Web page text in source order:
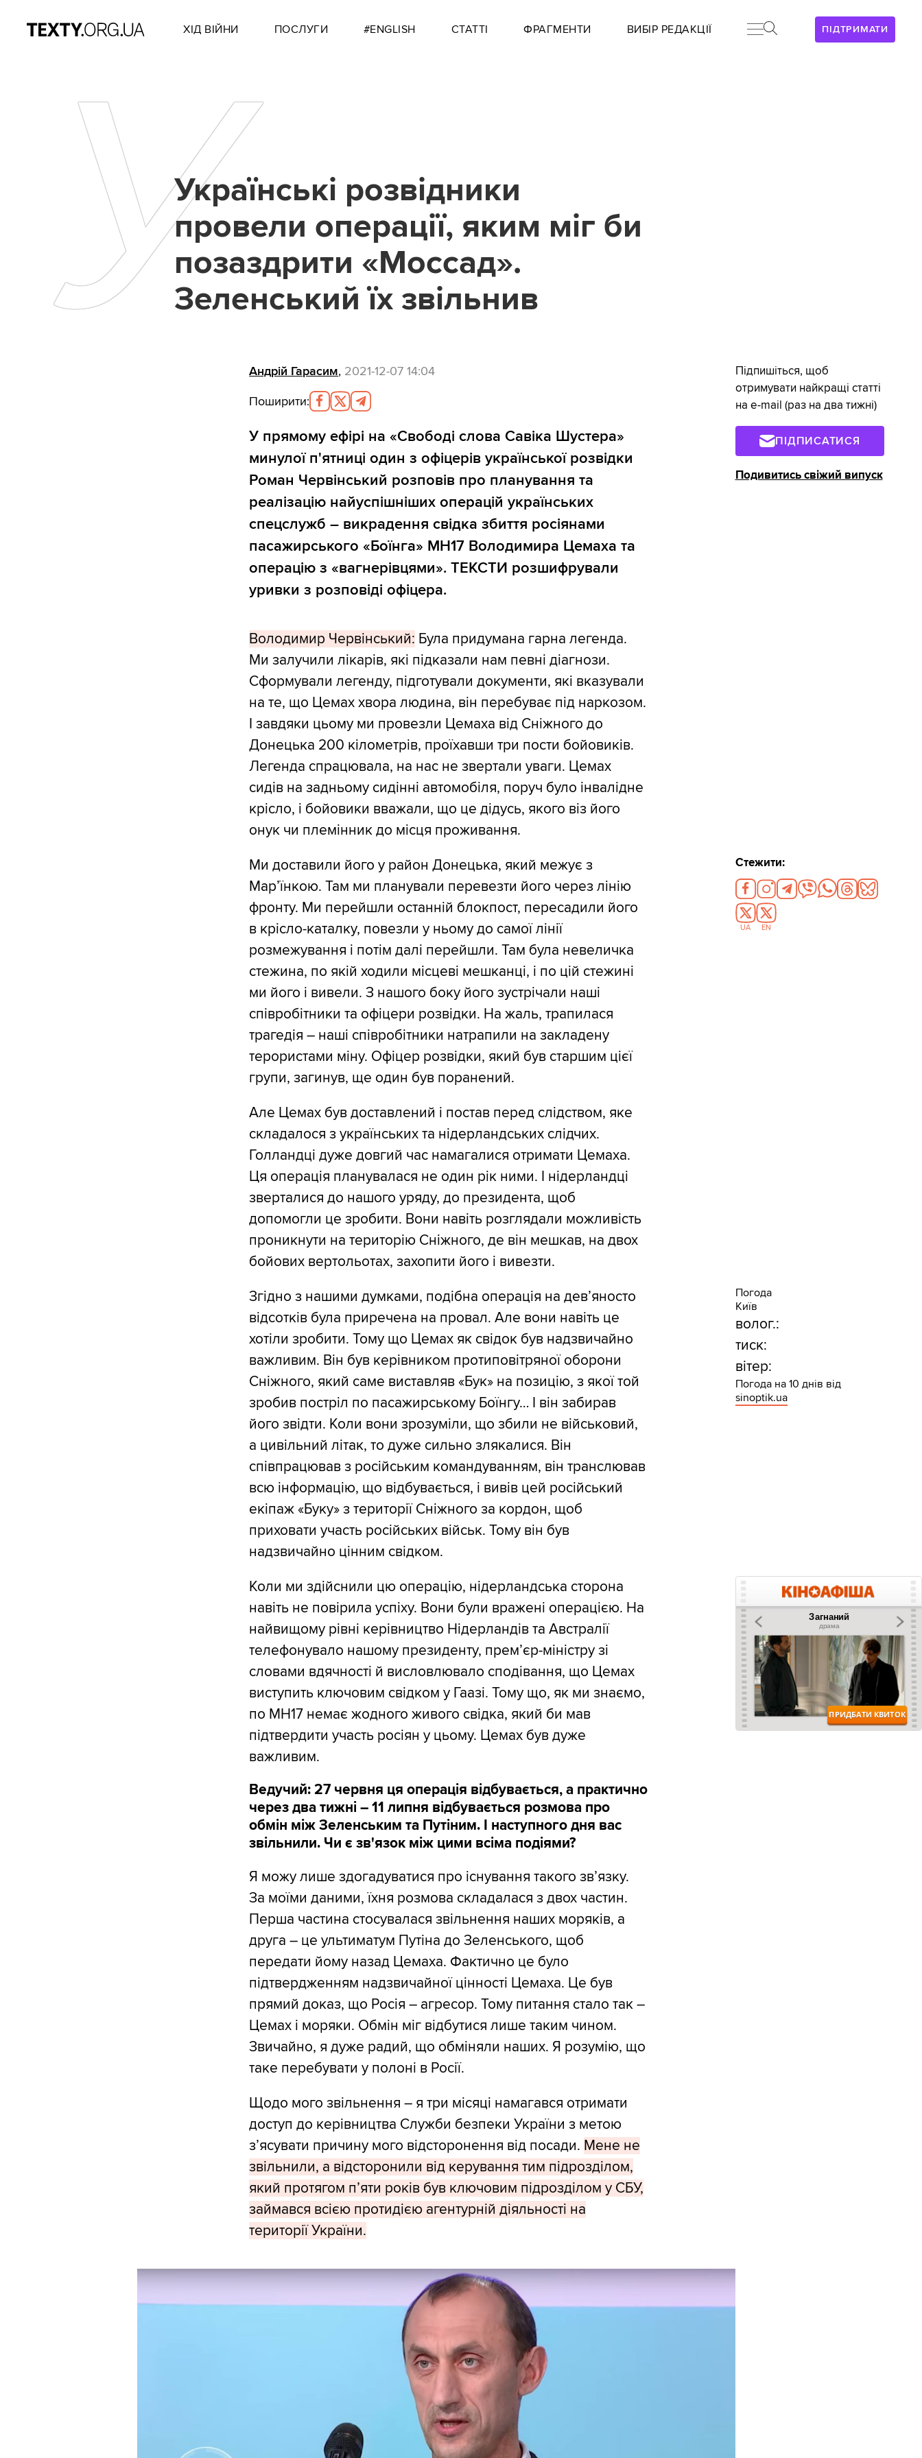
ПІДТРИМАТИ
ХІД ВІЙНИ ПОСЛУГИ #ENGLISH СТАТТІ ФРАГМЕНТИ ВИБІР РЕДАКЦІЇ
УУкраїнські розвідники
провели операції, яким міг би
позаздрити «Моссад».
Зеленський їх звільнив
Андрій Гарасим, 2021-12-07 14:04
Поширити:
У прямому ефірі на «Свободі слова Савіка Шустера»
минулої п'ятниці один з офіцерів української розвідки
Роман Червінський розповів про планування та
реалізацію найуспішніших операцій українських
спецслужб – викрадення свідка збиття росіянами
пасажирського «Боїнга» MH17 Володимира Цемаха та
операцію з «вагнерівцями». ТЕКСТИ розшифрували
уривки з розповіді офіцера.
Володимир Червінський: Була придумана гарна легенда.
Ми залучили лікарів, які підказали нам певні діагнози.
Сформували легенду, підготували документи, які вказували
на те, що Цемах хвора людина, він перебуває під наркозом.
І завдяки цьому ми провезли Цемаха від Сніжного до
Донецька 200 кілометрів, проїхавши три пости бойовиків.
Легенда спрацювала, на нас не звертали уваги. Цемах
сидів на задньому сидінні автомобіля, поруч було інвалідне
крісло, і бойовики вважали, що це дідусь, якого віз його
онук чи племінник до місця проживання.
Ми доставили його у район Донецька, який межує з
Мар’їнкою. Там ми планували перевезти його через лінію
фронту. Ми перейшли останній блокпост, пересадили його
в крісло-каталку, повезли у ньому до самої лінії
розмежування і потім далі перейшли. Там була невеличка
стежина, по якій ходили місцеві мешканці, і по цій стежині
ми його і вивели. З нашого боку його зустрічали наші
співробітники та офіцери розвідки. На жаль, трапилася
трагедія – наші співробітники натрапили на закладену
терористами міну. Офіцер розвідки, який був старшим цієї
групи, загинув, ще один був поранений.
Але Цемах був доставлений і постав перед слідством, яке
складалося з українських та нідерландських слідчих.
Голландці дуже довгий час намагалися отримати Цемаха.
Ця операція планувалася не один рік ними. І нідерландці
зверталися до нашого уряду, до президента, щоб
допомогли це зробити. Вони навіть розглядали можливість
проникнути на територію Сніжного, де він мешкав, на двох
бойових вертольотах, захопити його і вивезти.
Згідно з нашими думками, подібна операція на дев’яносто
відсотків була приречена на провал. Але вони навіть це
хотіли зробити. Тому що Цемах як свідок був надзвичайно
важливим. Він був керівником протиповітряної оборони
Сніжного, який саме виставляв «Бук» на позицію, з якої той
зробив постріл по пасажирському Боїнгу… І він забирав
його звідти. Коли вони зрозуміли, що збили не військовий,
а цивільний літак, то дуже сильно злякалися. Він
співпрацював з російським командуванням, він транслював
всю інформацію, що відбувається, і вивів цей російський
екіпаж «Буку» з території Сніжного за кордон, щоб
приховати участь російських військ. Тому він був
надзвичайно цінним свідком.
Коли ми здійснили цю операцію, нідерландська сторона
навіть не повірила успіху. Вони були вражені операцією. На
найвищому рівні керівництво Нідерландів та Австралії
телефонувало нашому президенту, прем’єр-міністру зі
словами вдячності й висловлювало сподівання, що Цемах
виступить ключовим свідком у Гаазі. Тому що, як ми знаємо,
по МН17 немає жодного живого свідка, який би мав
підтвердити участь росіян у цьому. Цемах був дуже
важливим.
Ведучий: 27 червня ця операція відбувається, а практично
через два тижні – 11 липня відбувається розмова про
обмін між Зеленським та Путіним. І наступного дня вас
звільнили. Чи є зв'язок між цими всіма подіями?
Я можу лише здогадуватися про існування такого зв’язку.
За моїми даними, їхня розмова складалася з двох частин.
Перша частина стосувалася звільнення наших моряків, а
друга – це ультиматум Путіна до Зеленського, щоб
передати йому назад Цемаха. Фактично це було
підтвердженням надзвичайної цінності Цемаха. Це був
прямий доказ, що Росія – агресор. Тому питання стало так –
Цемах і моряки. Обмін міг відбутися лише таким чином.
Звичайно, я дуже радий, що обміняли наших. Я розумію, що
таке перебувати у полоні в Росії.
Щодо мого звільнення – я три місяці намагався отримати
доступ до керівництва Служби безпеки України з метою
з’ясувати причину мого відсторонення від посади. Мене не
звільнили, а відсторонили від керування тим підрозділом,
який протягом п’яти років був ключовим підрозділом у СБУ,
займався всією протидією агентурній діяльності на
території України.
Підпишіться, щоб
отримувати найкращі статті
на e-mail (раз на два тижні)
ПІДПИСАТИСЯ
Подивитись свіжий випуск
Стежити:
UA EN
Погода
Київ
волог.:
тиск:
вітер:
Погода на 10 днів від
sinoptik.ua